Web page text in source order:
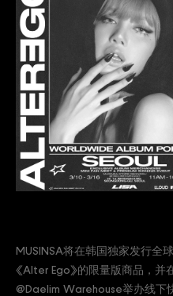
MUSINSA将在韩国独家发行全
《Alter Ego》的限量版商品，并
@Daelim Warehouse举办线下